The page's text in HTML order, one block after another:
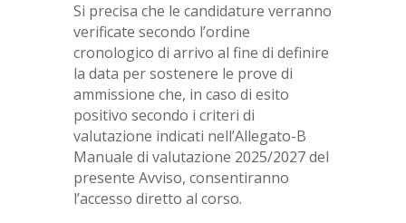
Si precisa che le candidature verranno
verificate secondo l’ordine
cronologico di arrivo al fine di definire
la data per sostenere le prove di
ammissione che, in caso di esito
positivo secondo i criteri di
valutazione indicati nell’Allegato-B
Manuale di valutazione 2025/2027 del
presente Avviso, consentiranno
l’accesso diretto al corso.